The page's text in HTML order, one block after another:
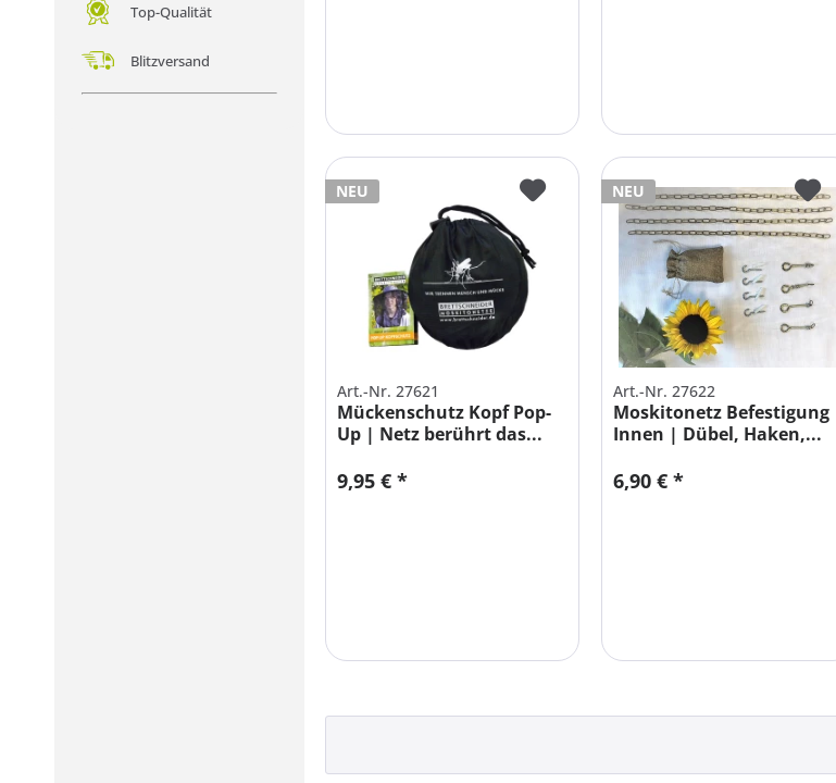
Top-Qualität
Blitzversand
NEU
Art.-Nr. 27621
Mückenschutz Kopf Pop-
Up | Netz berührt das...
9,95 € *
NEU
Art.-Nr. 27622
Moskitonetz Befestigung
Innen | Dübel, Haken,...
6,90 € *